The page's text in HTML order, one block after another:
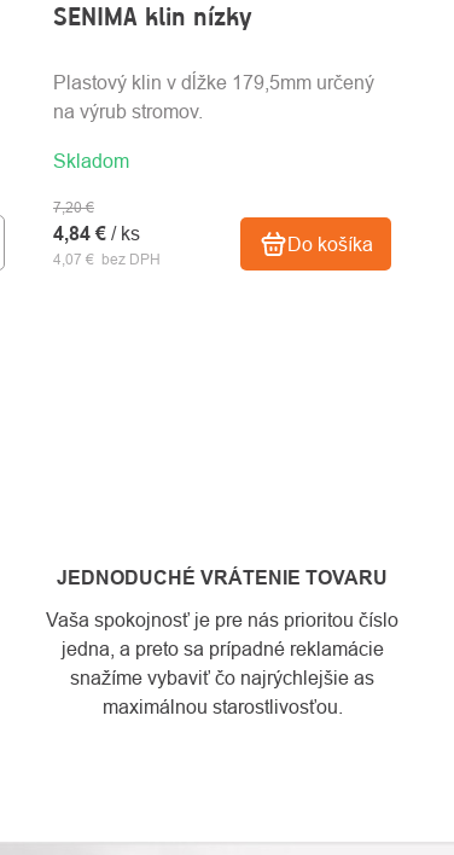
SENIMA klin nízky
Skladom
4,07 € bez DPH
7,20 €
4,84 € / ks Do košíka
Plastový klin v dĺžke 179,5mm určený
na výrub stromov.
JEDNODUCHÉ VRÁTENIE TOVARU
Vaša spokojnosť je pre nás prioritou číslo
jedna, a preto sa prípadné reklamácie
snažíme vybaviť čo najrýchlejšie as
maximálnou starostlivosťou.